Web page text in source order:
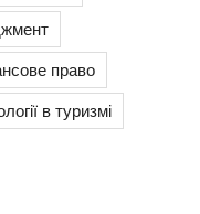
право
в туризмі